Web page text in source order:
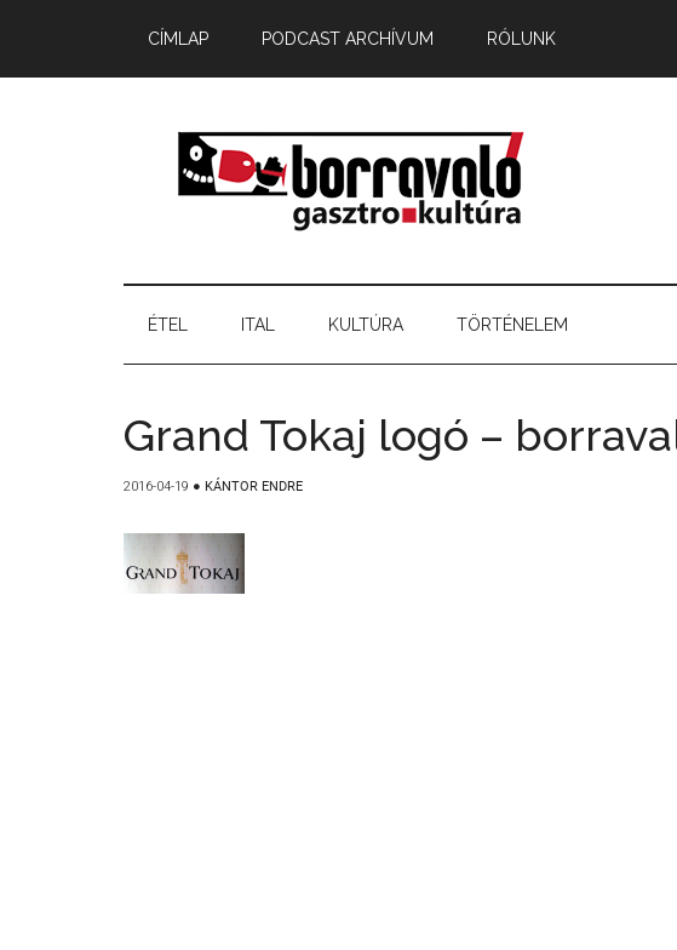
CÍMLAP PODCAST ARCHÍVUM RÓLUNK
ÉTEL ITAL KULTÚRA TÖRTÉNELEM
Grand Tokaj logó –
2016-04-19 ● KÁNTOR ENDRE